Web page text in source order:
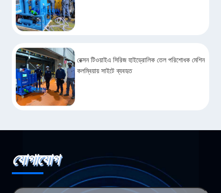
রেক্সন টিওয়াইএ সিরিজ হাইড্রোলিক তেল পরিশোধক মেশিন
কলম্বিয়ায় সাইটে ব্যবহৃত
যোগাযোগ